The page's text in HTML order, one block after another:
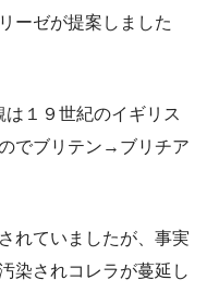
ーゼが提案しました
は１９世紀のイギリス
でブリテン→ブリチア
れていましたが、事実
染されコレラが蔓延し